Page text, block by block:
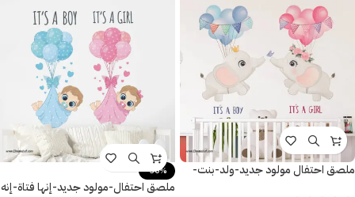
ملصق احتفال مولود جديد-ولد-بنت-
-30%
ملصق احتفال-مولود جديد-إنها فتاة-إنه